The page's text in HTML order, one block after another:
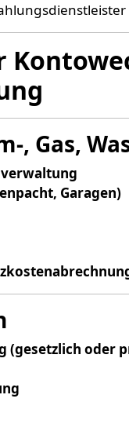
, Gas,
Garagen)
(gesetzlich oder